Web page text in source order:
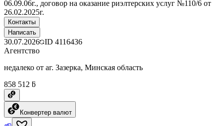
06.09.06г., договор на оказание риэлтерских услуг №110/6 от
26.02.2025г.
Контакты
Написать
30.07.2026 ID 4116436
Агентство
недалеко от аг. Зазерка, Минская область
858 512 ƃ
Конвертер валют